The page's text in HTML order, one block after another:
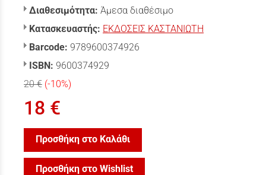
Διαθεσιμότητα: Άμεσα διαθέσιμο
Κατασκευαστής: ΕΚΔΟΣΕΙΣ ΚΑΣΤΑΝΙΩΤΗ
Barcode: 9789600374926
ISBN: 9600374929
20 € (-10%)
18 €
Προσθήκη στο Καλάθι
Προσθήκη στο Wishlist